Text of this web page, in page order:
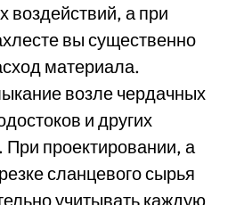
воздействий, а при
вы существенно
материала.
возле чердачных
и других
При проектировании, а
сланцевого сырья
учитывать каждую